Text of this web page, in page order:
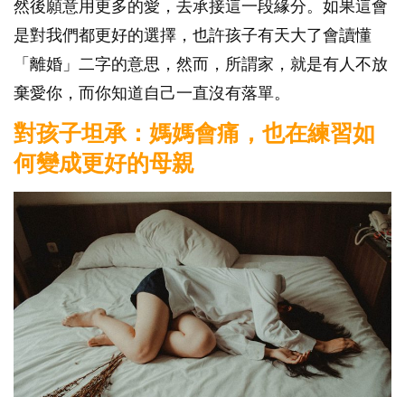
然後願意用更多的愛，去承接這一段緣分。如果這會
是對我們都更好的選擇，也許孩子有天大了會讀懂
「離婚」二字的意思，然而，所謂家，就是有人不放
棄愛你，而你知道自己一直沒有落單。
對孩子坦承：媽媽會痛，也在練習如
何變成更好的母親